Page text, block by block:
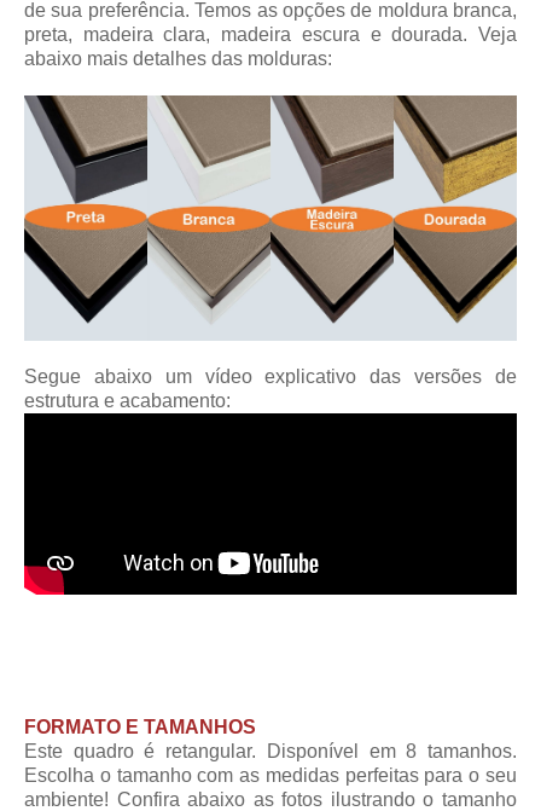
de sua preferência. Temos as opções de moldura branca,
preta, madeira clara, madeira escura e dourada. Veja
abaixo mais detalhes das molduras:
Segue abaixo um vídeo explicativo das versões de
estrutura e acabamento:
FORMATO E TAMANHOS
Este quadro é retangular. Disponível em 8 tamanhos.
Escolha o tamanho com as medidas perfeitas para o seu
ambiente! Confira abaixo as fotos ilustrando o tamanho